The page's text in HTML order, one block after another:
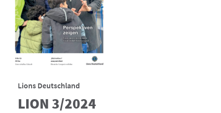
Lions Deutschland
LION 3/2024